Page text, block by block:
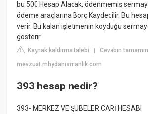
bu 500 Hesap Alacak, ödenmemiş
ödeme araçlarına Borç Kaydedilir. Bu
verir. Bu kalan işletmenin koyduğu
gösterir.
Kaynak kaldırma talebi |Cevabın
mevzuat.mhydanismanlik.com
393 hesap nedir?
393- MERKEZ VE ŞUBELER CARİ HESABI